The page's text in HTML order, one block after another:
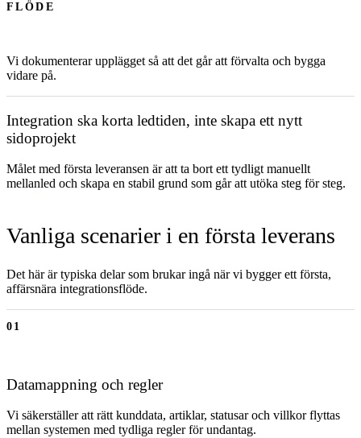
FLÖDE
Vi dokumenterar upplägget så att det går att förvalta och bygga
vidare på.
Integration ska korta ledtiden, inte skapa ett nytt
sidoprojekt
Målet med första leveransen är att ta bort ett tydligt manuellt
mellanled och skapa en stabil grund som går att utöka steg för steg.
Vanliga scenarier i en första leverans
Det här är typiska delar som brukar ingå när vi bygger ett första,
affärsnära integrationsflöde.
01
Datamappning och regler
Vi säkerställer att rätt kunddata, artiklar, statusar och villkor flyttas
mellan systemen med tydliga regler för undantag.